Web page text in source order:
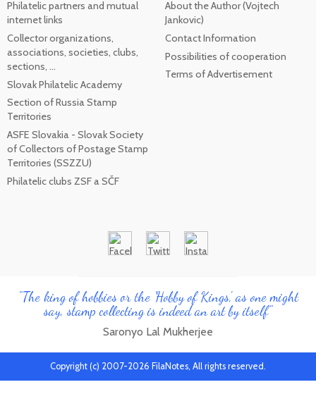
Philatelic partners and mutual
internet links
Collector organizations,
associations, societies, clubs,
sections, ...
Slovak Philatelic Academy
Section of Russia Stamp
Territories
ASFE Slovakia - Slovak Society
of Collectors of Postage Stamp
Territories (SSZZU)
Philatelic clubs ZSF a SČF
About the Author (Vojtech
Jankovic)
Contact Information
Possibilities of cooperation
Terms of Advertisement
"The king of hobbies or the 'Hobby of Kings', as one might
say, stamp collecting is indeed an art by itself"
Saronyo Lal Mukherjee
Copyright (c) 2007-2026 FilaNotes, All rights reserved.